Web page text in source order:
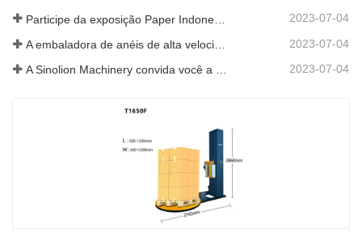
2023-07-04
2023-07-04
A Sinolion Machinery convida você a visitar a exposição[ProPak(China) 2023-07-04